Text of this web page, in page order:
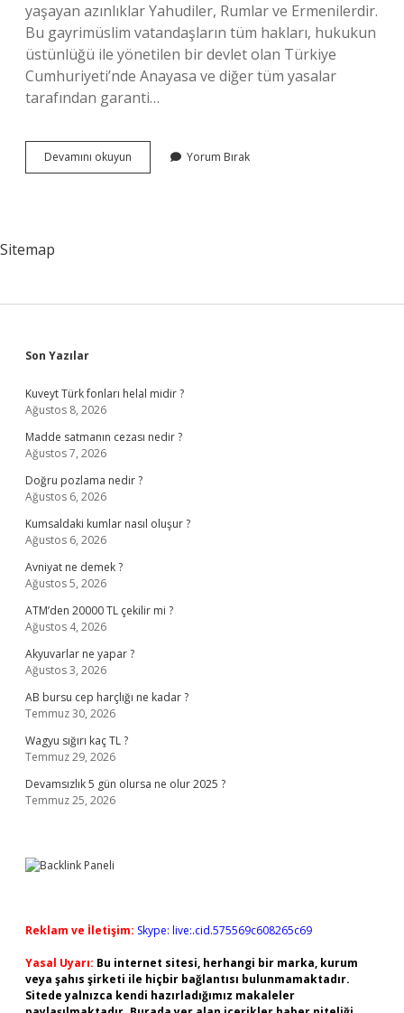
yaşayan azınlıklar Yahudiler, Rumlar ve Ermenilerdir.
Bu gayrimüslim vatandaşların tüm hakları, hukukun
üstünlüğü ile yönetilen bir devlet olan Türkiye
Cumhuriyeti’nde Anayasa ve diğer tüm yasalar
tarafından garanti…
Devamını okuyun
Barış
Yorum Bırak
Sitemap
Sidebar
Son Yazılar
Kuveyt Türk fonları helal midir ?
Ağustos 8, 2026
Madde satmanın cezası nedir ?
Ağustos 7, 2026
Doğru pozlama nedir ?
Ağustos 6, 2026
Kumsaldaki kumlar nasıl oluşur ?
Ağustos 6, 2026
Avniyat ne demek ?
Ağustos 5, 2026
ATM’den 20000 TL çekilir mi ?
Ağustos 4, 2026
Akyuvarlar ne yapar ?
Ağustos 3, 2026
AB bursu cep harçlığı ne kadar ?
Temmuz 30, 2026
Wagyu sığırı kaç TL ?
Temmuz 29, 2026
Devamsızlık 5 gün olursa ne olur 2025 ?
Temmuz 25, 2026
Reklam ve İletişim: Skype: live:.cid.575569c608265c69
Yasal Uyarı: Bu internet sitesi, herhangi bir marka, kurum
veya şahıs şirketi ile hiçbir bağlantısı bulunmamaktadır.
Sitede yalnızca kendi hazırladığımız makaleler